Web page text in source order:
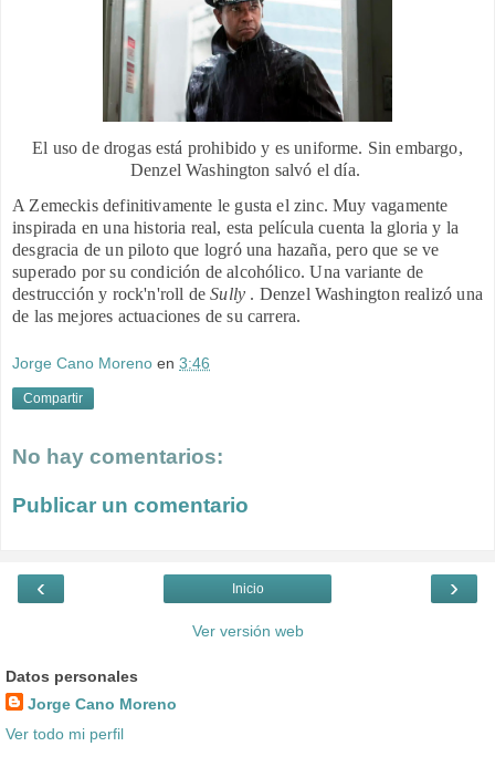
El uso de drogas está prohibido y es uniforme. Sin embargo,
Denzel Washington salvó el día.
A Zemeckis definitivamente le gusta el zinc. Muy vagamente
inspirada en una historia real, esta película cuenta la gloria y la
desgracia de un piloto que logró una hazaña, pero que se ve
superado por su condición de alcohólico. Una variante de
destrucción y rock'n'roll deSully . Denzel Washington realizó una
de las mejores actuaciones de su carrera.
Jorge Cano Moreno en 3:46
Compartir
No hay comentarios:
Publicar un comentario
‹ ›
Inicio
Ver versión web
Datos personales
Jorge Cano Moreno
Ver todo mi perfil